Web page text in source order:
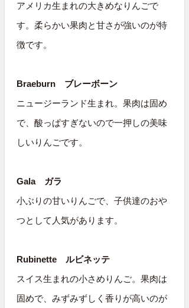
アメリカ生まれの大きめなりんごで
す。柔らかい果肉と甘さが強いのが特
徴です。
Braeburn ブレーボーン
ニュージーランド生まれ。果肉は固め
で、酸っぱすぎないので一押しの美味
しいりんごです。
Gala ガラ
小ぶりの甘いりんごで、子供達のおや
つとして人気があります。
Rubinette ルビネッテ
スイス生まれの小さめりんご。果肉は
固めで、みずみずしく香りが高いのが